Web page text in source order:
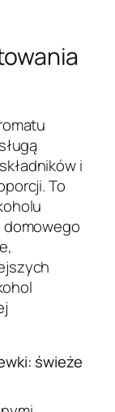
i
To
świeże